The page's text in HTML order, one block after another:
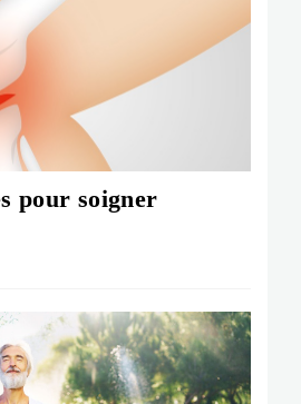
pour soigner